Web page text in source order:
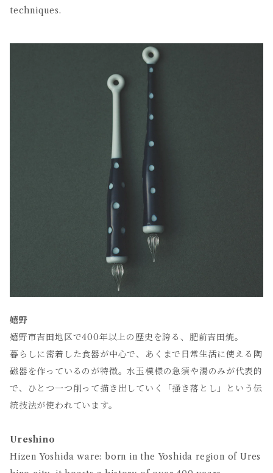
techniques.
嬉野
嬉野市吉田地区で400年以上の歴史を誇る、肥前吉田焼。
暮らしに密着した食器が中心で、あくまで日常生活に使える陶
磁器を作っているのが特徴。水玉模様の急須や湯のみが代表的
で、ひとつ一つ削って描き出していく「掻き落とし」という伝
統技法が使われています。
Ureshino
Hizen Yoshida ware: born in the Yoshida region of Ures